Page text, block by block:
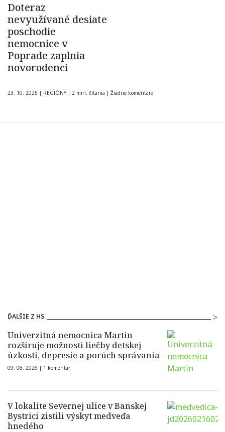
Doteraz
nevyužívané desiate
poschodie
nemocnice v
Poprade zaplnia
novorodenci
23. 10. 2025 | REGIÓNY | 2 min. čítania | Žiadne komentáre
ĎALŠIE Z HS
Univerzitná nemocnica Martin
rozširuje možnosti liečby detskej
úzkosti, depresie a porúch správania
09. 08. 2026 | 1 komentár
V lokalite Severnej ulice v Banskej
Bystrici zistili výskyt medveďa
hnedého